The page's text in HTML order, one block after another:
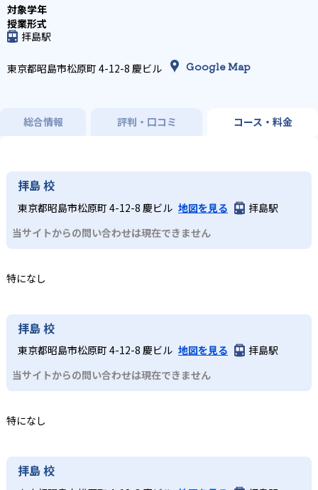
拝島駅
東京都昭島市松原町 4-12-8 慶ビル Google Map
総合情報 評判・口コミ コース・料金
拝島 校
東京都昭島市松原町 4-12-8 慶ビル 地図を見る
拝島駅
当サイトからの問い合わせは現在できません
特になし
拝島 校
東京都昭島市松原町 4-12-8 慶ビル 地図を見る
拝島駅
当サイトからの問い合わせは現在できません
特になし
拝島 校